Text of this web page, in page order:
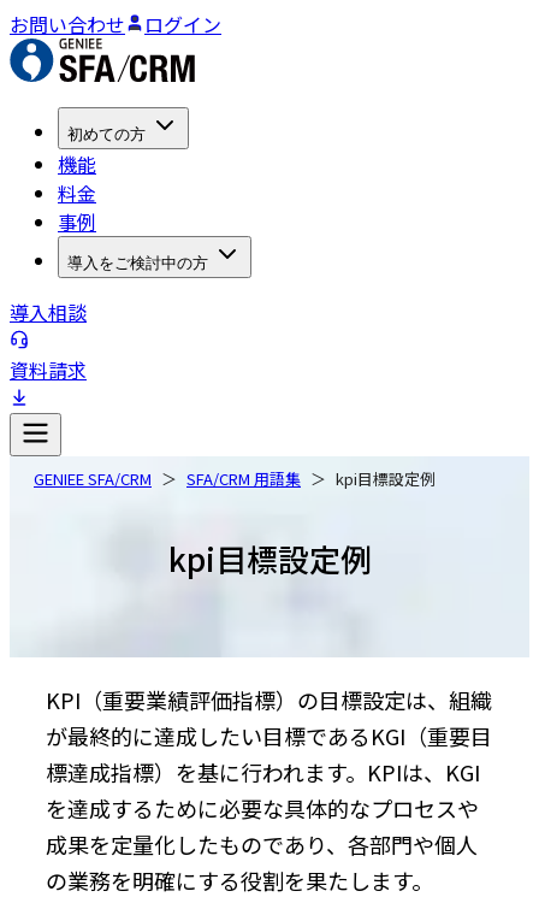
お問い合わせ ログイン
初めての方
機能
料金
事例
導入をご検討中の方
導入相談
資料請求
GENIEE SFA/CRM SFA/CRM 用語集 kpi目標設定例
kpi目標設定例
KPI（重要業績評価指標）の目標設定は、組織
が最終的に達成したい目標であるKGI（重要目
標達成指標）を基に行われます。KPIは、KGI
を達成するために必要な具体的なプロセスや
成果を定量化したものであり、各部門や個人
の業務を明確にする役割を果たします。